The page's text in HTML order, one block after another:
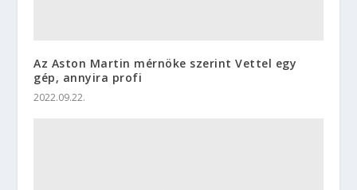
Az Aston Martin mérnöke szerint Vettel egy
gép, annyira profi
2022.09.22.